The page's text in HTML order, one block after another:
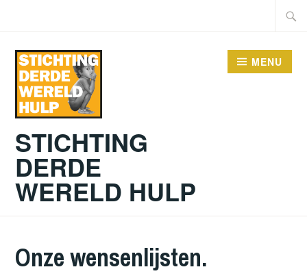
inhoud
STICHTING
DERDE
WERELD HULP
MENU
Onze wensenlijsten.